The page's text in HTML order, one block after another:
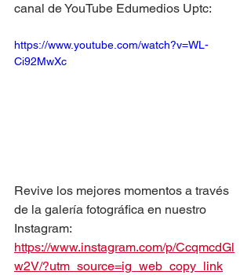
canal de YouTube Edumedios Uptc:
https://www.youtube.com/watch?v=WL-
Ci92MwXc
Revive los mejores momentos a través
de la galería fotográfica en nuestro
Instagram:
https://www.instagram.com/p/CcqmcdGl
w2V/?utm_source=ig_web_copy_link